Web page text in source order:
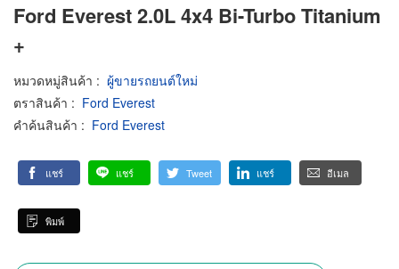
Ford Everest 2.0L 4x4 Bi-Turbo Titanium
+
หมวดหมู่สินค้า : ผู้ขายรถยนต์ใหม่
ตราสินค้า : Ford Everest
คำค้นสินค้า : Ford Everest
แชร์ แชร์ Tweet แชร์ อีเมล
พิมพ์